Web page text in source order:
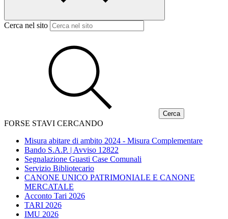
Cerca nel sito
FORSE STAVI CERCANDO
Misura abitare di ambito 2024 - Misura Complementare
Bando S.A.P. | Avviso 12822
Segnalazione Guasti Case Comunali
Servizio Bibliotecario
CANONE UNICO PATRIMONIALE E CANONE
MERCATALE
Acconto Tari 2026
TARI 2026
IMU 2026